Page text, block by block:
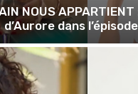
NOUS
d’Aurore dans